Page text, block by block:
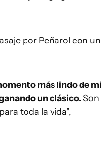
por Peñarol con un
más lindo de mi
un clásico. Son
toda la vida",